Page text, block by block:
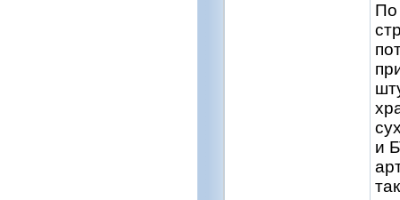
По
и